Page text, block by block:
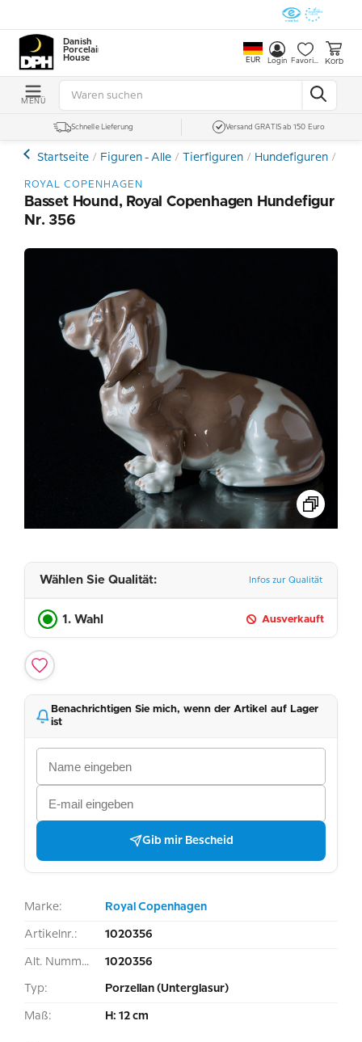
Danish
Porcelain
House
EUR Login Favoriten Korb
MENÜ
Schnelle Lieferung Versand GRATIS ab 150 Euro
Startseite Figuren - Alle Tierfiguren Hundefiguren
ROYAL COPENHAGEN
Basset Hound, Royal Copenhagen Hundefigur
Nr. 356
Wählen Sie Qualität: Infos zur Qualität
1. Wahl Ausverkauft
Benachrichtigen Sie mich, wenn der Artikel auf Lager
ist
Gib mir Bescheid
Marke: Royal Copenhagen
Artikelnr.: 1020356
Alt. Nummer: 1020356
Typ: Porzellan (Unterglasur)
Maß: H: 12 cm